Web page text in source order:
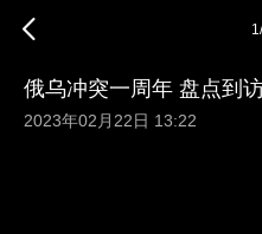
1/
俄乌冲突一周年 盘点到
2023年02月22日 13:22